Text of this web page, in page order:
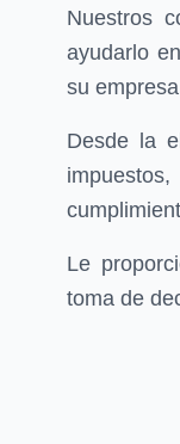
Nuestros
ayudarlo
su
Desde la
Le
toma de